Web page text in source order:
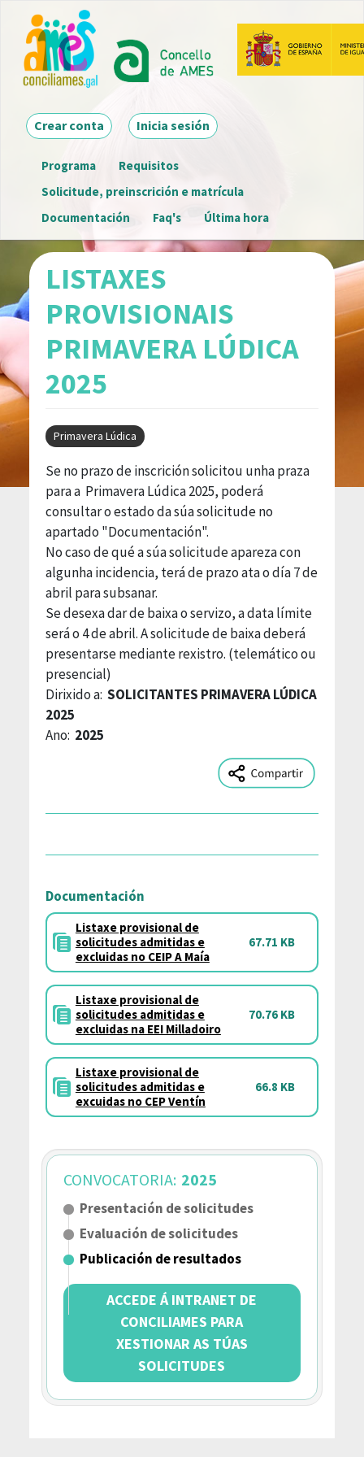
contido
principal
Main navigationInicia sesión
Crear conta
Menú
detalle
convocatoria
Programa
Requisitos
Solicitude, preinscrición e matrícula
Documentación
Faq's Última hora
LISTAXES
PROVISIONAIS
PRIMAVERA LÚDICA
2025
Primavera Lúdica
Se no prazo de inscrición solicitou unha praza
para a Primavera Lúdica 2025, poderá
consultar o estado da súa solicitude no
apartado "Documentación".
No caso de qué a súa solicitude apareza con
algunha incidencia, terá de prazo ata o día 7 de
abril para subsanar.
Se desexa dar de baixa o servizo, a data límite
será o 4 de abril. A solicitude de baixa deberá
presentarse mediante rexistro. (telemático ou
presencial)
Dirixido a: SOLICITANTES PRIMAVERA LÚDICA
2025
Ano: 2025
Documentación
Listaxe provisional de
solicitudes admitidas e
excluidas no CEIP A Maía
67.71 KB
Listaxe provisional de
solicitudes admitidas e
excluidas na EEI Milladoiro
70.76 KB
Listaxe provisional de
solicitudes admitidas e
excuidas no CEP Ventín
66.8 KB
CONVOCATORIA: 2025
Presentación de solicitudes
Evaluación de solicitudes
Publicación de resultados
ACCEDE Á INTRANET DE
CONCILIAMES PARA
XESTIONAR AS TÚAS
SOLICITUDES